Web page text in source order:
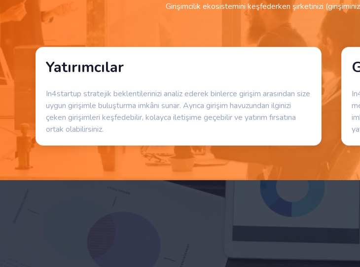
Girişimcilik ekosistemini keşfederken şirketinizi
Yatırımcılar
In4startup stratejik beklentilerinizi analiz ederek binlerce girişim arasından size
uygun girişimle buluşturma imkânı sunar. Ayrıca girişim havuzundan ilginizi
çeken girişimleri keşfedebilir, kolayca iletişime geçebilir ve yatırım fırsatına
ortak olabilirsiniz.